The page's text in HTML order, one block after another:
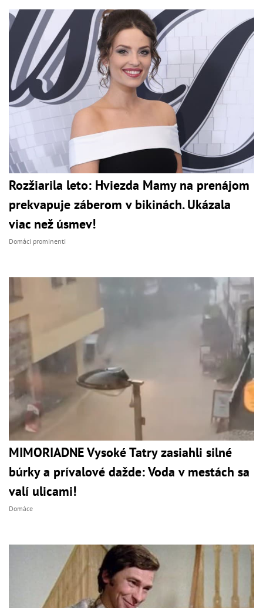
Rozžiarila leto: Hviezda Mamy na prenájom
prekvapuje záberom v bikinách. Ukázala
viac než úsmev!
Domáci prominenti
MIMORIADNE Vysoké Tatry zasiahli silné
búrky a prívalové dažde: Voda v mestách sa
valí ulicami!
Domáce